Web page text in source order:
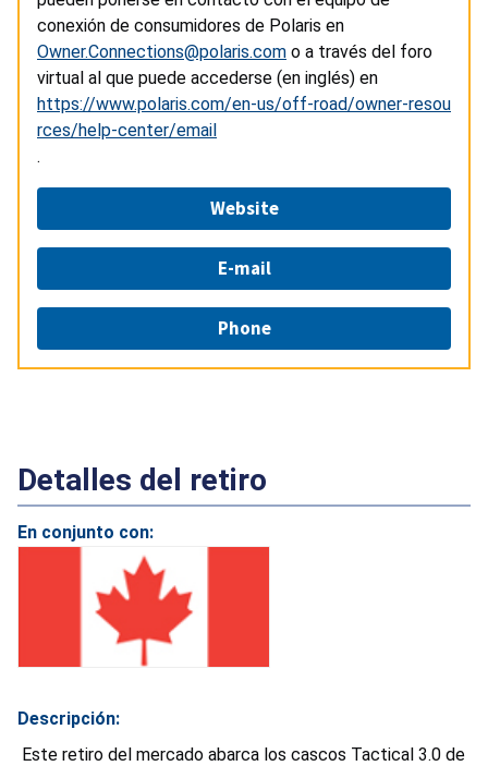
conexión de consumidores de Polaris en
Owner.Connections@polaris.com o a través del foro
virtual al que puede accederse (en inglés) en
https://www.polaris.com/en-us/off-road/owner-resou
rces/help-center/email
.
Website
E-mail
Phone
Detalles del retiro
En conjunto con:
Descripción:
Este retiro del mercado abarca los cascos Tactical 3.0 de